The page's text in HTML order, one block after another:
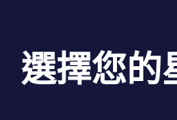
選擇您的